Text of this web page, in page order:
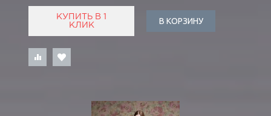
КУПИТЬ В 1
КЛИК
В КОРЗИНУ